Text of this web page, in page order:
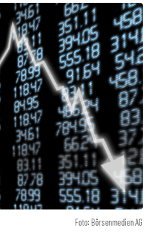
Foto: Börsenmedien AG